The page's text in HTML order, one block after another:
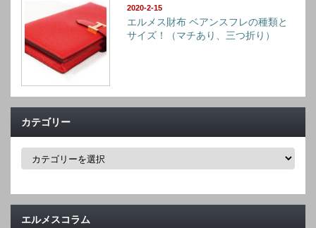
2020-2-15
エルメス財布 ベアンスフレの種類と
サイズ！（マチあり、三つ折り）
カテゴリー
カ
ー
エルメスコラム